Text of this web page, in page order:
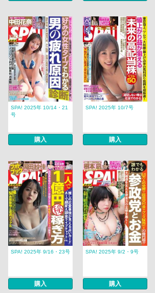
SPA! 2025年 10/14・21
号
購入
SPA! 2025年 10/7号
購入
SPA! 2025年 9/16・23号
購入
SPA! 2025年 9/2・9号
購入